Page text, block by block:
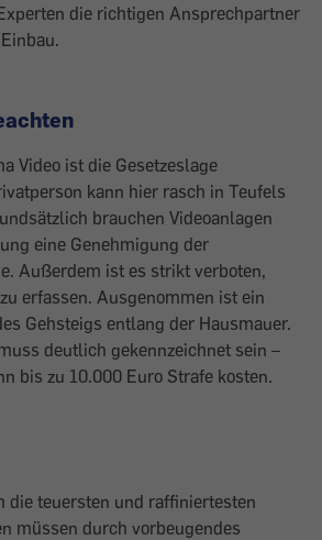
die richtigen Ansprechpartner
Video ist die Gesetzeslage
kann hier rasch in Teufels
brauchen Videoanlagen
eine Genehmigung der
Außerdem ist es strikt verboten,
erfassen. Ausgenommen ist ein
Gehsteigs entlang der Hausmauer.
deutlich gekennzeichnet sein –
bis zu 10.000 Euro Strafe kosten.
die teuersten und raffiniertesten
müssen durch vorbeugendes